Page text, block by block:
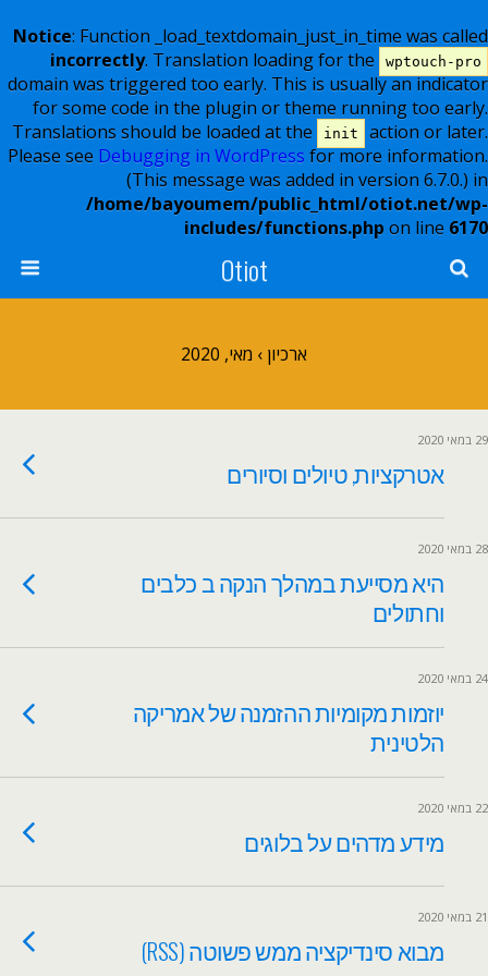
Notice: Function _load_textdomain_just_in_time was called
incorrectly. Translation loading for the wptouch-pro
domain was triggered too early. This is usually an indicator
for some code in the plugin or theme running too early.
Translations should be loaded at the
init
action or later.
Please see Debugging in WordPress for more information.
(This message was added in version 6.7.0.) in
/home/bayoumem/public_html/otiot.net/wp-
includes/functions.php on line 6170
Otiot
ארכיון › מאי, 2020
29 במאי 2020
אטרקציות, טיולים וסיורים
28 במאי 2020
היא מסייעת במהלך הנקה ב כלבים
וחתולים
24 במאי 2020
יוזמות מקומיות ההזמנה של אמריקה
הלטינית
22 במאי 2020
מידע מדהים על בלוגים
21 במאי 2020
מבוא סינדיקציה ממש פשוטה (RSS)